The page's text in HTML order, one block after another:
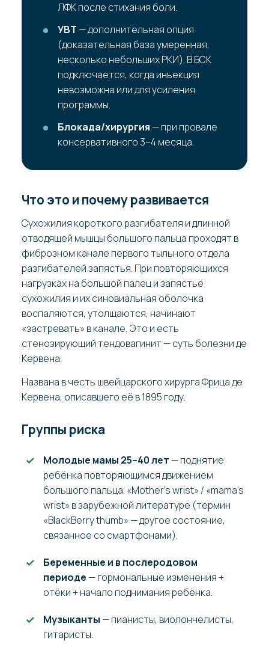
ЛФК после стихания боли.
УВТ — дополнительная опция
(доказательная база умеренная,
несколько небольших РКИ). В БСК
подключается, когда инъекция
невозможна или для усиления
программы.
Блокада/хирургия — при провале
консервативного 3–4 месяца.
Что это и почему развивается
Сухожилия короткого разгибателя и длинной
отводящей мышцы большого пальца проходят в
фиброзном канале первого тыльного отдела
разгибателей запястья. При повторяющихся
нагрузках на большой палец и запястье
сухожилия и их синовиальная оболочка
воспаляются, утолщаются, начинают
«застревать» в канале. Это и есть
стенозирующий тендовагинит — суть болезни де
Кервена.
Названа в честь швейцарского хирурга Фрица де
Кервена, описавшего её в 1895 году.
Группы риска
Молодые мамы 25–40 лет — поднятие
ребёнка повторяющимся движением
большого пальца. «Mother's wrist» / «mama's
wrist» в зарубежной литературе (термин
«BlackBerry thumb» — другое состояние,
связанное со смартфонами).
Беременные и в послеродовом
периоде — гормональные изменения +
отёки + начало поднимания ребёнка.
Музыканты — пианисты, виолончелисты,
гитаристы.